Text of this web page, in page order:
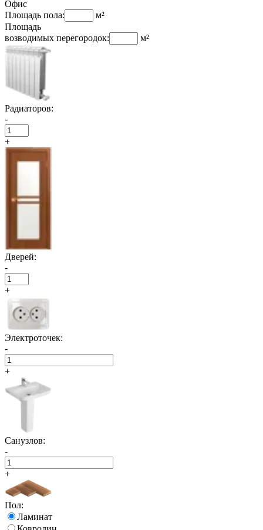
Офис
Площадь пола:
м²
Площадь
возводимых перегородок:
м²
Радиаторов:
-
+
Дверей:
-
+
Электроточек:
-
+
Санузлов:
-
+
Пол:
Ламинат